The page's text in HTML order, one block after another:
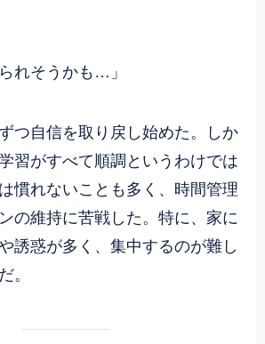
れそうかも…」
つ自信を取り戻し始めた。しか
習がすべて順調というわけでは
慣れないことも多く、時間管理
の維持に苦戦した。特に、家に
誘惑が多く、集中するのが難し
。